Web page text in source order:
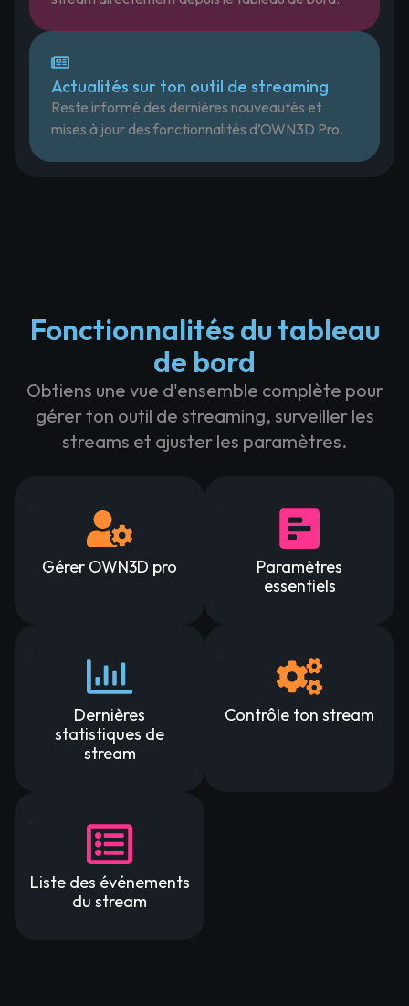
Actualités sur ton outil de streaming
Reste informé des dernières nouveautés et
mises à jour des fonctionnalités d’OWN3D Pro.
Fonctionnalités du tableau
de bord
Obtiens une vue d'ensemble complète pour
gérer ton outil de streaming, surveiller les
streams et ajuster les paramètres.
Gérer OWN3D pro
Paramètres
essentiels
Dernières
statistiques de
stream
Contrôle ton stream
Liste des événements
du stream